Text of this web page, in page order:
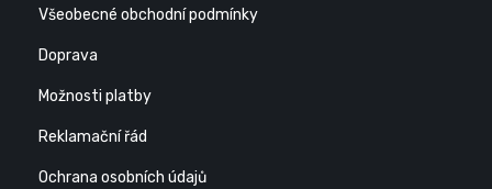
Všeobecné obchodní podmínky
Doprava
Možnosti platby
Reklamační řád
Ochrana osobních údajů